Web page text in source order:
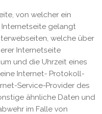
von welcher ein
Internetseite gelangt
welche über
Internetseite
und die Uhrzeit eines
Internet- Protokoll-
Service-Provider des
ähnliche Daten und
im Falle von